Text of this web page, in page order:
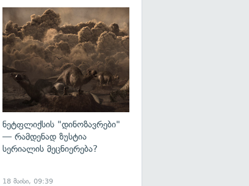
გადახედვა
ნეტფლიქსის "დინოზავრები"
— რამდენად ზუსტია
სერიალის მეცნიერება?
18 მაისი, 09:39